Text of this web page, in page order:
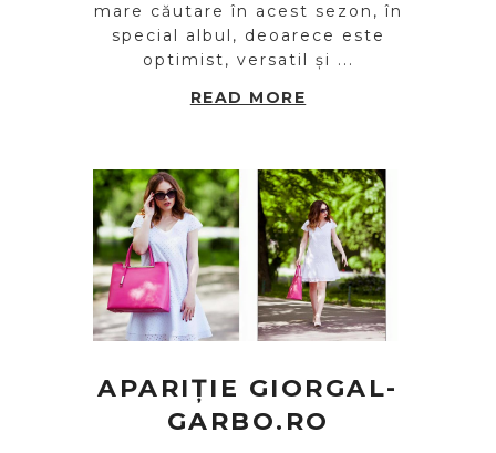
mare căutare în acest sezon, în
special albul, deoarece este
optimist, versatil și ...
READ MORE
APARIȚIE GIORGAL-
GARBO.RO